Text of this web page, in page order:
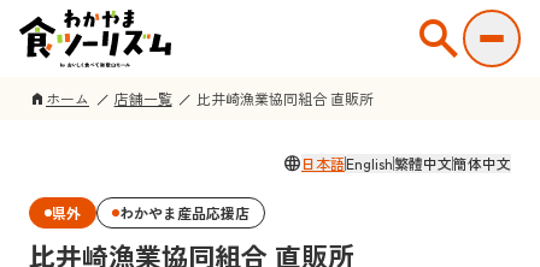
search
home ホーム 店舗一覧 比井崎漁業協同組合 直販所
language日本語English繁體中文簡体中文
県外 わかやま産品応援店
比井崎漁業協同組合 直販所